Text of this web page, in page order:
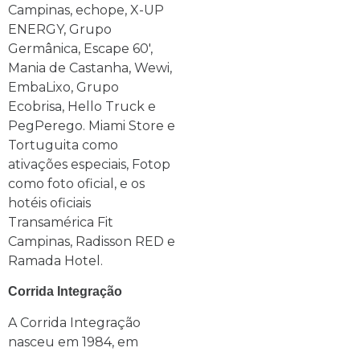
Campinas, echope, X-UP
ENERGY, Grupo
Germânica, Escape 60′,
Mania de Castanha, Wewi,
EmbaLixo, Grupo
Ecobrisa, Hello Truck e
PegPerego. Miami Store e
Tortuguita como
ativações especiais, Fotop
como foto oficial, e os
hotéis oficiais
Transamérica Fit
Campinas, Radisson RED e
Ramada Hotel.
Corrida Integração
A Corrida Integração
nasceu em 1984, em